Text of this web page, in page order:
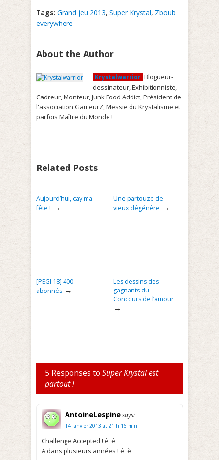
Tags: Grand jeu 2013, Super Krystal, Zboub
everywhere
About the Author
Krystalwarrior Blogueur-
dessinateur, Exhibitionniste,
Cadreur, Monteur, Junk Food Addict, Président de
l'association GameurZ, Messie du Krystalisme et
parfois Maître du Monde !
Related Posts
Aujourd’hui, cay ma
fête ! →
Une partouze de
vieux dégénère →
[PEGI 18] 400
abonnés →
Les dessins des
gagnants du
Concours de l’amour
→
5 Responses to Super Krystal est
partout !
AntoineLespinesays:
14 janvier 2013 at 21 h 16 min
Challenge Accepted ! è_é
A dans plusieurs années ! é_è